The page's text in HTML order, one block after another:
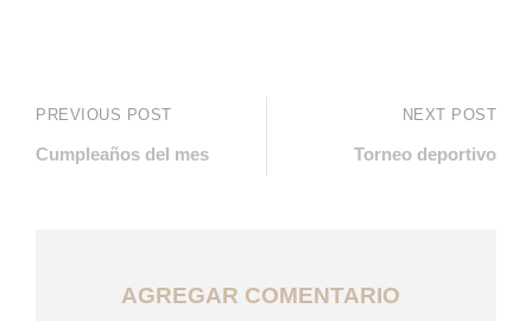
PREVIOUS POST
Cumpleaños del mes
NEXT POST
Torneo deportivo
AGREGAR COMENTARIO